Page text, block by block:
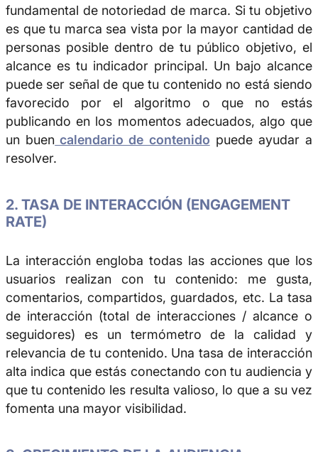
fundamental de notoriedad de marca. Si tu objetivo
es que tu marca sea vista por la mayor cantidad de
personas posible dentro de tu público objetivo, el
alcance es tu indicador principal. Un bajo alcance
puede ser señal de que tu contenido no está siendo
favorecido por el algoritmo o que no estás
publicando en los momentos adecuados, algo que
un buen calendario de contenido puede ayudar a
resolver.
2. TASA DE INTERACCIÓN (ENGAGEMENT
RATE)
La interacción engloba todas las acciones que los
usuarios realizan con tu contenido: me gusta,
comentarios, compartidos, guardados, etc. La tasa
de interacción (total de interacciones / alcance o
seguidores) es un termómetro de la calidad y
relevancia de tu contenido. Una tasa de interacción
alta indica que estás conectando con tu audiencia y
que tu contenido les resulta valioso, lo que a su vez
fomenta una mayor visibilidad.